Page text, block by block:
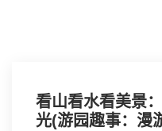
看山看水看美景
光(游园趣事：漫